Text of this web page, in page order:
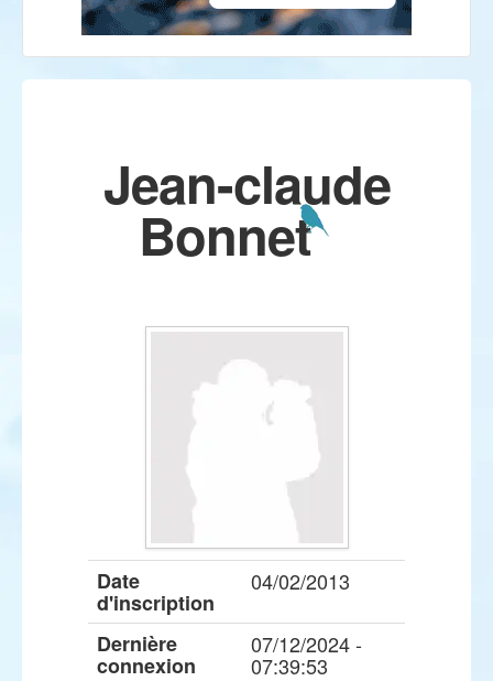
Jean-claude
Bonnet
Date
d'inscription
04/02/2013
Dernière
connexion
07/12/2024 -
07:39:53